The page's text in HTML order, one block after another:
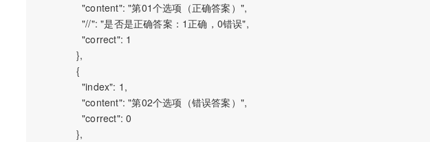
                "content": "第01个选项（正确答案）",
                "//": "是否是正确答案：1正确，0错误",
                "correct": 1
              },
              {
                "index": 1,
                "content": "第02个选项（错误答案）",
                "correct": 0
              },